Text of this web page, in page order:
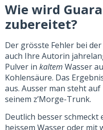
Wie wird
zubereitet?
Der grösste Fehler bei
auch Ihre Autorin
Pulver in kaltem Wasser
Kohlensäure. Das
aus. Ausser man steht
seinem z’Morge-Trunk.
Deutlich besser schmeckt
heissem Wasser oder mit